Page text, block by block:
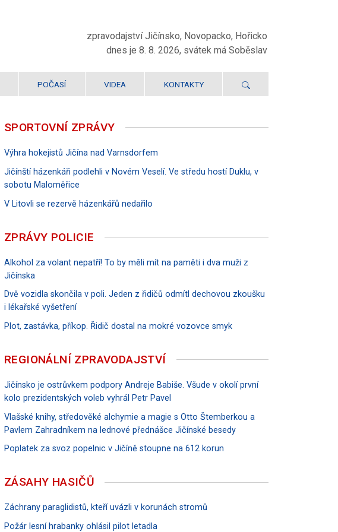
zpravodajství Jičínsko, Novopacko, Hořicko
dnes je 8. 8. 2026, svátek má Soběslav
POČASÍ VIDEA KONTAKTY
SPORTOVNÍ ZPRÁVY
Výhra hokejistů Jičína nad Varnsdorfem
Jičínští házenkáři podlehli v Novém Veselí. Ve středu hostí Duklu, v
sobotu Maloměřice
V Litovli se rezervě házenkářů nedařilo
ZPRÁVY POLICIE
Alkohol za volant nepatří! To by měli mít na paměti i dva muži z
Jičínska
Dvě vozidla skončila v poli. Jeden z řidičů odmítl dechovou zkoušku
i lékařské vyšetření
Plot, zastávka, příkop. Řidič dostal na mokré vozovce smyk
REGIONÁLNÍ ZPRAVODAJSTVÍ
Jičínsko je ostrůvkem podpory Andreje Babiše. Všude v okolí první
kolo prezidentských voleb vyhrál Petr Pavel
Vlašské knihy, středověké alchymie a magie s Otto Štemberkou a
Pavlem Zahradníkem na lednové přednášce Jičínské besedy
Poplatek za svoz popelnic v Jičíně stoupne na 612 korun
ZÁSAHY HASIČŮ
Záchrany paraglidistů, kteří uvázli v korunách stromů
Požár lesní hrabanky ohlásil pilot letadla